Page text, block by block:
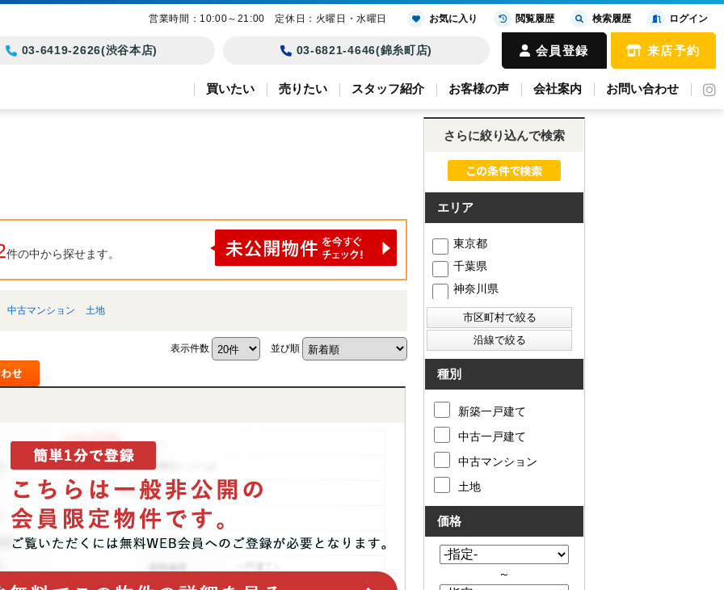
03-6419-2626(渋谷本店) 03-6821-4646(錦糸町店) 会員登録 来店予約
買いたい 売りたい スタッフ紹介 お客様の声 会社案内 お問い合わせ
件の中から探せます。
中古マンション 土地
表示件数 並び順
さらに絞り込んで検索
エリア
東京都
千葉県
神奈川県
種別
新築一戸建て
中古一戸建て
中古マンション
土地
価格
～
営業時間：10:00～21:00 定休日：火曜日・水曜日 お気に入り 閲覧履歴 検索履歴 ログイン